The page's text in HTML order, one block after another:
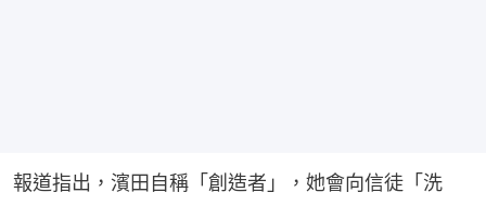
報道指出，濱田自稱「創造者」，她會向信徒「洗